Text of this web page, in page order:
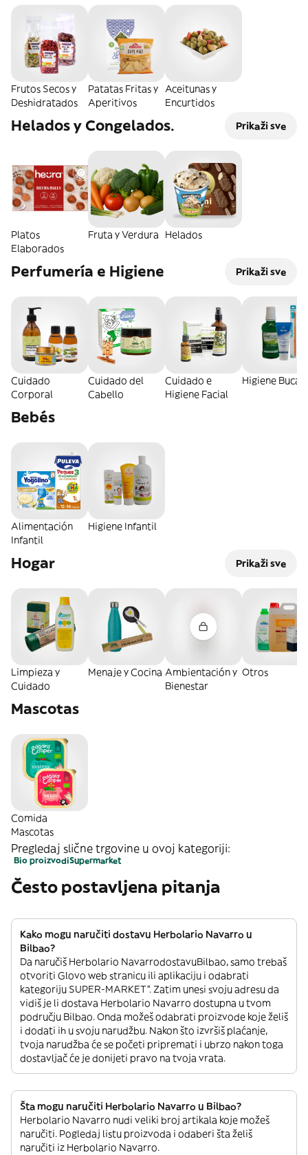
Frutos Secos y
Deshidratados
Patatas Fritas y
Aperitivos
Aceitunas y
Encurtidos
Helados y Congelados. Prikaži sve
Platos
Elaborados
Fruta y Verdura Helados
Perfumería e Higiene Prikaži sve
Cuidado
Corporal
Cuidado del
Cabello
Cuidado e
Higiene Facial
Higiene Bucal
Bebés
Alimentación
Infantil
Higiene Infantil
Hogar Prikaži sve
Limpieza y
Cuidado
Menaje y Cocina Ambientación y
Bienestar
Otros
Mascotas
Comida
Mascotas
Pregledaj slične trgovine u ovoj kategoriji:
Bio proizvodiSupermarket
Često postavljena pitanja
Kako mogu naručiti dostavu Herbolario Navarro u
Bilbao?
Da naručiš Herbolario NavarrodostavuBilbao, samo trebaš
otvoriti Glovo web stranicu ili aplikaciju i odabrati
kategoriju SUPER-MARKET”. Zatim unesi svoju adresu da
vidiš je li dostava Herbolario Navarro dostupna u tvom
području Bilbao. Onda možeš odabrati proizvode koje želiš
i dodati ih u svoju narudžbu. Nakon što izvršiš plaćanje,
tvoja narudžba će se početi pripremati i ubrzo nakon toga
dostavljač će je donijeti pravo na tvoja vrata.
Šta mogu naručiti Herbolario Navarro u Bilbao?
Herbolario Navarro nudi veliki broj artikala koje možeš
naručiti. Pogledaj listu proizvoda i odaberi šta želiš
naručiti iz Herbolario Navarro.